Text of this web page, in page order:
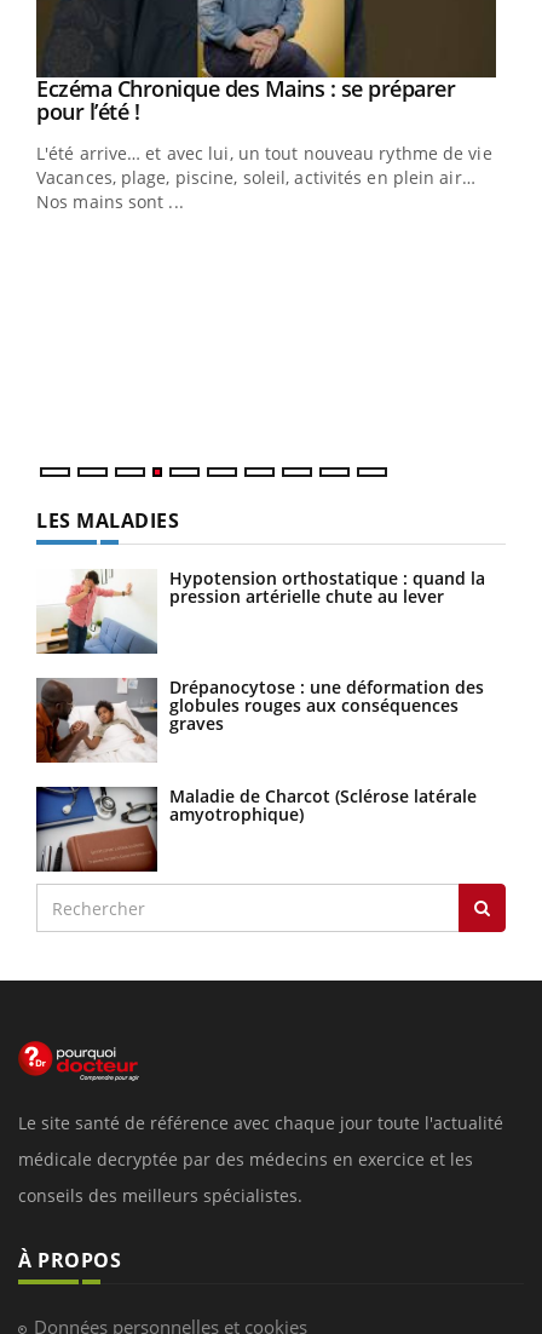
Youtube
Eczéma Chronique des Mains : se préparer
pour l’été !Youtube
L'été arrive… et avec lui, un tout nouveau rythme de vie !
Vacances, plage, piscine, soleil, activités en plein air…
Nos mains sont ...
LES MALADIES
Hypotension orthostatique : quand la
pression artérielle chute au lever
Drépanocytose : une déformation des
globules rouges aux conséquences
graves
Maladie de Charcot (Sclérose latérale
amyotrophique)
Le site santé de référence avec chaque jour toute l'actualité
médicale decryptée par des médecins en exercice et les
conseils des meilleurs spécialistes.
À PROPOS
Données personnelles et cookies